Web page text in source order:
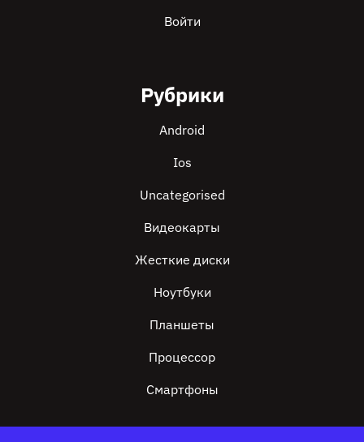
Войти
Рубрики
Android
Ios
Uncategorised
Видеокарты
Жесткие диски
Ноутбуки
Планшеты
Процессор
Смартфоны